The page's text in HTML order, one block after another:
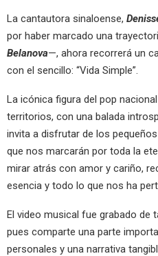
La cantautora sinaloense,
por haber marcado una
Belanova—, ahora recorrerá un
con el sencillo: “Vida Simple”.
La icónica figura del pop
territorios, con una balada
invita a disfrutar de los
que nos marcarán por toda la
mirar atrás con amor y cariño,
esencia y todo lo que nos ha
El video musical fue grabado de
pues comparte una parte
personales y una narrativa